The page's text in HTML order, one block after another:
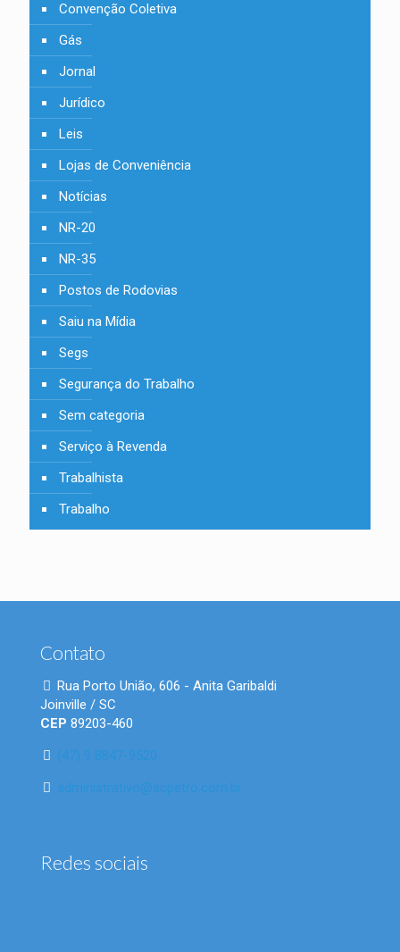
Convenção Coletiva
Gás
Jornal
Jurídico
Leis
Lojas de Conveniência
Notícias
NR-20
NR-35
Postos de Rodovias
Saiu na Mídia
Segs
Segurança do Trabalho
Sem categoria
Serviço à Revenda
Trabalhista
Trabalho
Contato
Rua Porto União, 606 - Anita Garibaldi
Joinville / SC
CEP 89203-460
(47) 9 8847-9520
administrativo@scpetro.com.br
Redes sociais